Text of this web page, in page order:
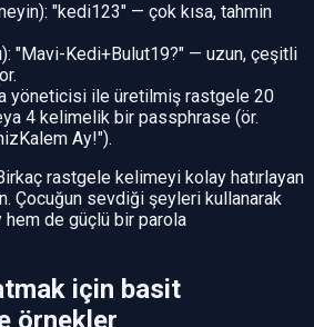
"kedi123" — çok kısa, tahmin
"Mavi-Kedi+Bulut19?" — uzun, çeşitli
yöneticisi ile üretilmiş rastgele 20
4 kelimelik bir passphrase (ör.
Ay!").
rastgele kelimeyi kolay hatırlayan
Çocuğun sevdiği şeyleri kullanarak
hem de güçlü bir parola
için basit
örnekler